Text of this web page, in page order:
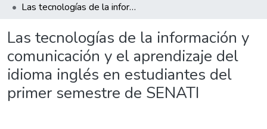
Las tecnologías de la información y comunicación y el aprendizaje del idioma inglés en estudiantes del primer semestre de SENATI
Las tecnologías de la información y
comunicación y el aprendizaje del
idioma inglés en estudiantes del
primer semestre de SENATI